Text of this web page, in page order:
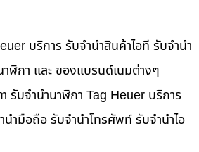
บริการ รับจำนำสินค้าไอที รับจำนำ
ฬิกา และ ของแบรนด์เนมต่างๆ
รับจำนำนาฬิกา Tag Heuer บริการ
นำมือถือ รับจำนำโทรศัพท์ รับจำนำไอ